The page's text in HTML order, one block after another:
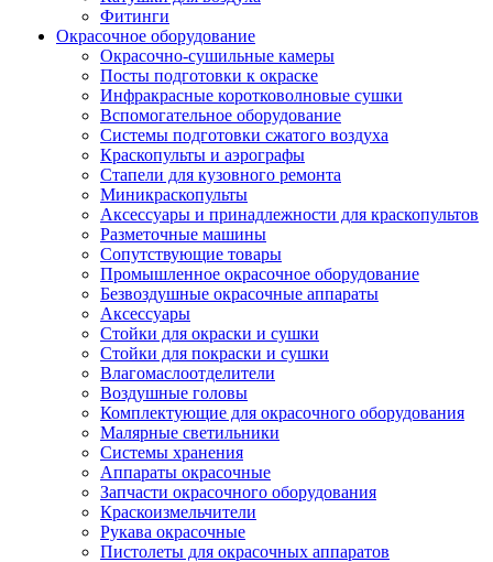
Фитинги
Окрасочное оборудование
Окрасочно-сушильные камеры
Посты подготовки к окраске
Инфракрасные коротковолновые сушки
Вспомогательное оборудование
Системы подготовки сжатого воздуха
Краскопульты и аэрографы
Стапели для кузовного ремонта
Миникраскопульты
Аксессуары и принадлежности для краскопультов
Разметочные машины
Сопутствующие товары
Промышленное окрасочное оборудование
Безвоздушные окрасочные аппараты
Аксессуары
Стойки для окраски и сушки
Стойки для покраски и сушки
Влагомаслоотделители
Воздушные головы
Комплектующие для окрасочного оборудования
Малярные светильники
Системы хранения
Аппараты окрасочные
Запчасти окрасочного оборудования
Краскоизмельчители
Рукава окрасочные
Пистолеты для окрасочных аппаратов